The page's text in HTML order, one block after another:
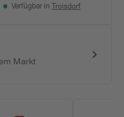
Verfügbar in Troisdorf
Markt